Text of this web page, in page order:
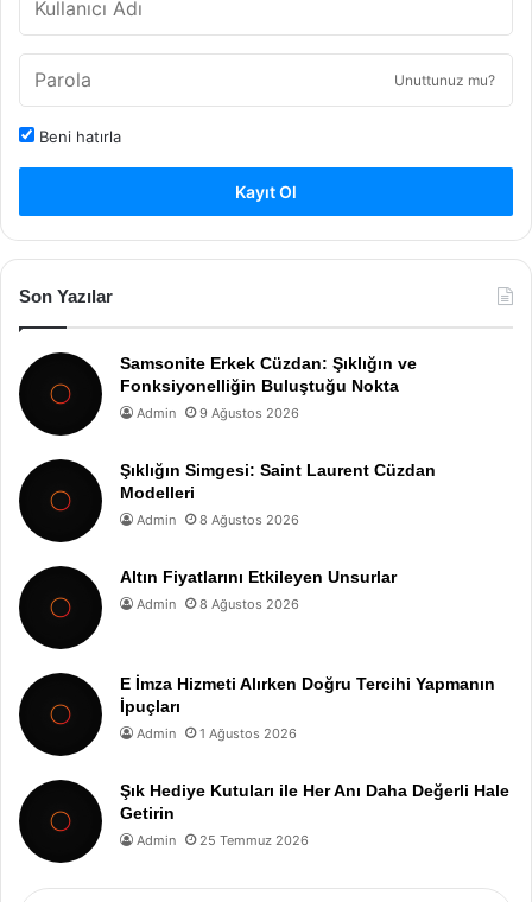
Unuttunuz mu?
Beni hatırla
Kayıt Ol
Son Yazılar
Samsonite Erkek Cüzdan: Şıklığın ve
Fonksiyonelliğin Buluştuğu Nokta
Admin 9 Ağustos 2026
Şıklığın Simgesi: Saint Laurent Cüzdan
Modelleri
Admin 8 Ağustos 2026
Altın Fiyatlarını Etkileyen Unsurlar
Admin 8 Ağustos 2026
E İmza Hizmeti Alırken Doğru Tercihi Yapmanın
İpuçları
Admin 1 Ağustos 2026
Şık Hediye Kutuları ile Her Anı Daha Değerli Hale
Getirin
Admin 25 Temmuz 2026